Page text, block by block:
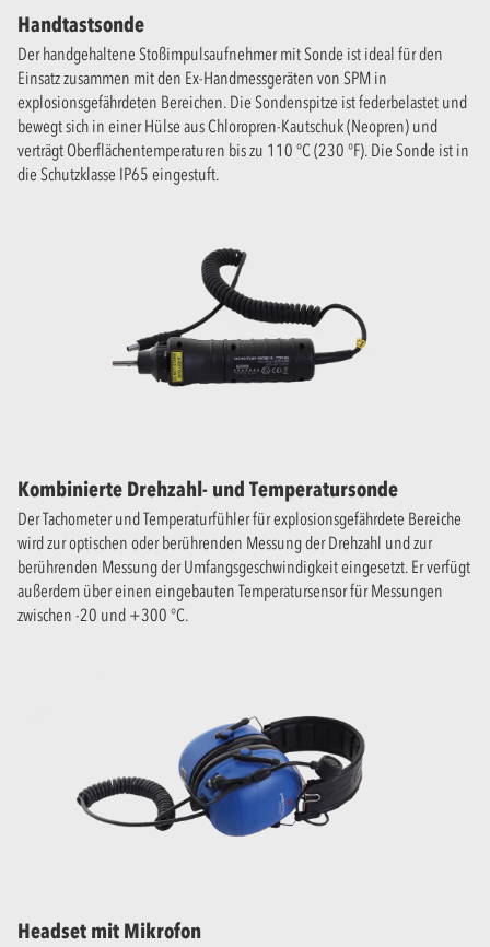
Handtastsonde
Der handgehaltene Stoßimpulsaufnehmer mit Sonde ist ideal für den
Einsatz zusammen mit den Ex-Handmessgeräten von SPM in
explosionsgefährdeten Bereichen. Die Sondenspitze ist federbelastet und
bewegt sich in einer Hülse aus Chloropren-Kautschuk (Neopren) und
verträgt Oberflächentemperaturen bis zu 110 °C (230 °F). Die Sonde ist in
die Schutzklasse IP65 eingestuft.
Kombinierte Drehzahl- und Temperatursonde
Der Tachometer und Temperaturfühler für explosionsgefährdete Bereiche
wird zur optischen oder berührenden Messung der Drehzahl und zur
berührenden Messung der Umfangsgeschwindigkeit eingesetzt. Er verfügt
außerdem über einen eingebauten Temperatursensor für Messungen
zwischen -20 und +300 °C.
Headset mit Mikrofon